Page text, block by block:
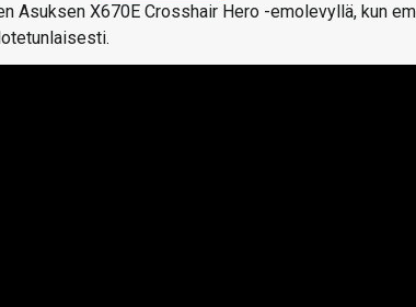
Asuksen X670E Crosshair Hero -emolevyllä, kun